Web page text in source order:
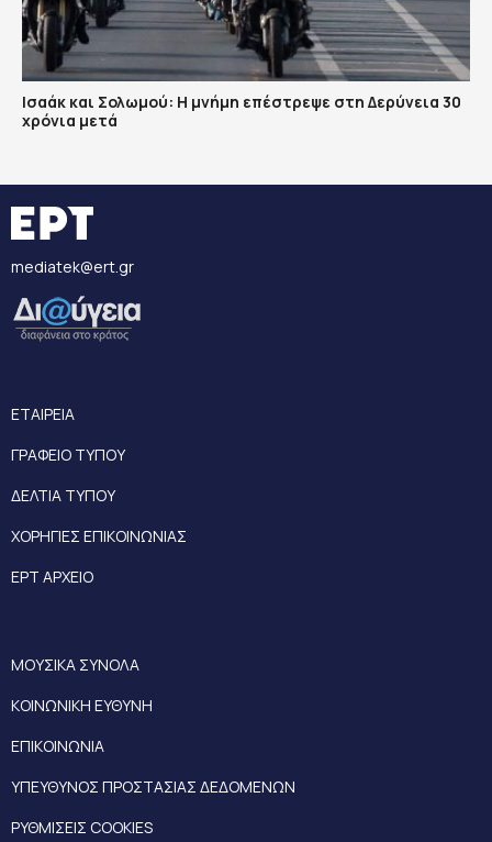
Ισαάκ και Σολωμού: Η μνήμη επέστρεψε στη Δερύνεια 30
χρόνια μετά
mediatek@ert.gr
ΕΤΑΙΡΕΙΑ
ΓΡΑΦΕΙΟ ΤΥΠΟΥ
ΔΕΛΤΙΑ ΤΥΠΟΥ
ΧΟΡΗΓΙΕΣ ΕΠΙΚΟΙΝΩΝΙΑΣ
ΕΡΤ ΑΡΧΕΙΟ
ΜΟΥΣΙΚΑ ΣΥΝΟΛΑ
ΚΟΙΝΩΝΙΚΗ ΕΥΘΥΝΗ
ΕΠΙΚΟΙΝΩΝΙΑ
ΥΠΕΥΘΥΝΟΣ ΠΡΟΣΤΑΣΙΑΣ ΔΕΔΟΜΕΝΩΝ
ΡΥΘΜΙΣΕΙΣ COOKIES